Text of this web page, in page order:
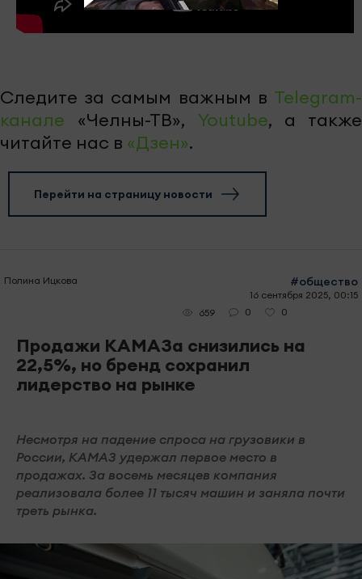
Следите за самым важным в Telegram-
канале «Челны-ТВ», Youtube, а также
читайте нас в «Дзен».
Перейти на страницу новости
Полина Ицкова #общество
16 сентября 2025, 00:15
659
0 0
Продажи КАМАЗа снизились на
22,5%, но бренд сохранил
лидерство на рынке
Несмотря на падение спроса на грузовики в
России, КАМАЗ удержал первое место в
продажах. За восемь месяцев компания
реализовала более 11 тысяч машин и заняла почти
треть рынка.